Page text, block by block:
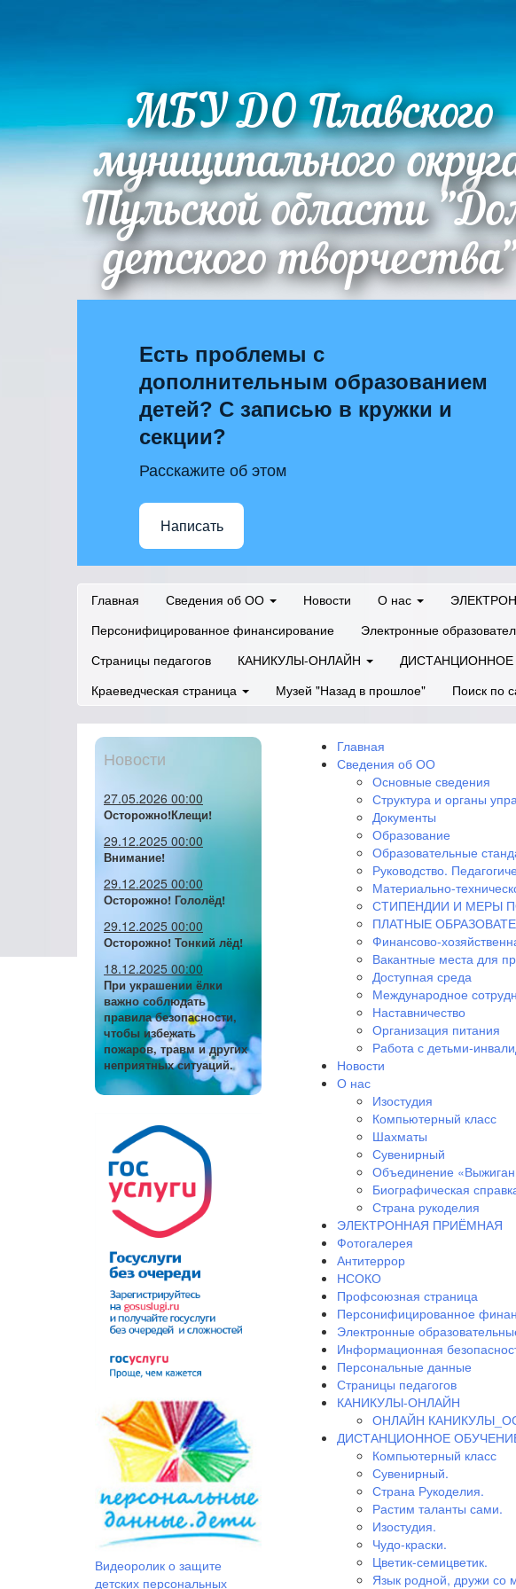
МБУ ДО Плавского
муниципального
Тульской области
детского
Есть проблемы с
дополнительным образованием
детей? С записью в кружки и
секции?
Расскажите об этом
Написать
Главная Сведения об ОО Новости О нас
Персонифицированное финансирование
Электронные
Страницы педагогов
КАНИКУЛЫ-ОНЛАЙН ДИСТАНЦИОННОЕ
Краеведческая страница
Музей "Назад в прошлое" Поиск по
Новости
27.05.2026 00:00
Осторожно!Клещи!
29.12.2025 00:00
Внимание!
29.12.2025 00:00
Осторожно! Гололёд!
29.12.2025 00:00
Осторожно! Тонкий лёд!
18.12.2025 00:00
При украшении ёлки
важно соблюдать
правила безопасности,
чтобы избежать
пожаров, травм и других
неприятных ситуаций.
Видеоролик о защите
детских персональных
Главная
Сведения об ОО
Основные сведения
Структура и органы
Документы
Образование
Образовательные
Руководство.
Материально-
СТИПЕНДИИ И МЕРЫ
ПЛАТНЫЕ
Финансово-
Вакантные места для
Доступная среда
Международное
Наставничество
Организация питания
Работа с детьми-
Новости
О нас
Изостудия
Компьютерный класс
Шахматы
Сувенирный
Объединение
Биографическая
Страна рукоделия
ЭЛЕКТРОННАЯ ПРИЁМНАЯ
Фотогалерея
Антитеррор
НСОКО
Профсоюзная страница
Персонифицированное
Электронные
Информационная
Персональные данные
Страницы педагогов
КАНИКУЛЫ-ОНЛАЙН
ОНЛАЙН
ДИСТАНЦИОННОЕ
Компьютерный класс
Сувенирный.
Страна Рукоделия.
Растим таланты сами.
Изостудия.
Чудо-краски.
Цветик-семицветик.
Язык родной, дружи со